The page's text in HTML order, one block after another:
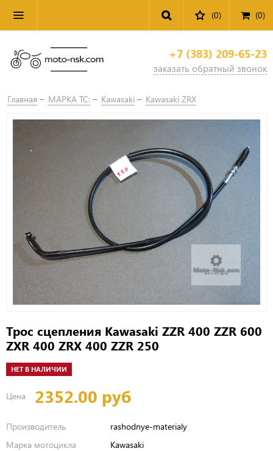
(0) (0)
+7 (383) 209-65-23
заказать обратный звонок
Главная МАРКА ТС: Kawasaki Kawasaki ZRX
Трос сцепления Kawasaki ZZR 400 ZZR 600
ZXR 400 ZRX 400 ZZR 250
НЕТ В НАЛИЧИИ
Цена 2352.00 руб
Производитель
rashodnye-materialy
Марка мотоцикла
Kawasaki